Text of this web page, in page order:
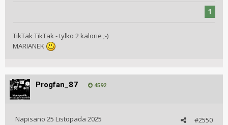
nie jest czarna magia i całą wiedzę o tym znajdziesz na
forum.
1
TikTak TikTak - tylko 2 kalorie ;-)
MARIANEK
Progfan_87 4592
#2550
Napisano 25 Listopada 2025